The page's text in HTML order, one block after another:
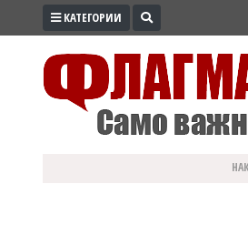
ПРОМО
КАТЕГОРИИ